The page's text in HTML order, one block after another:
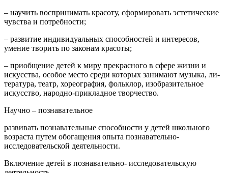
– научить воспринимать красоту, сформировать эстетические
чувства и потребности;
– развитие индивидуальных способностей и интересов,
умение творить по законам красоты;
– приобщение детей к миру прекрасного в сфере жизни и
искусст­ва, особое место среди которых занимают музыка, ли­
тература, театр, хореография, фольклор, изобразительное
искусство, народно-прикладное творчество.
Научно – познавательное
развивать познавательные способности у детей школьного
возраста путем обогащения опыта познавательно-
исследовательской деятельности.
Включение детей в познавательно- исследовательскую